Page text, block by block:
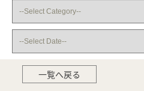
一覧へ戻る